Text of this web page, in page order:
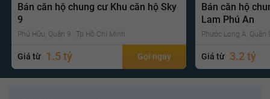
Bán căn hộ chung cư Khu căn hộ Sky
9
Phú Hữu, Quận 9 , Tp Hồ Chí Minh
Giá từ 1.5 tỷ Gọi ngay
Bán căn hộ
Lam Phú An
Phước Long A, Quận
Giá từ 3.2 tỷ